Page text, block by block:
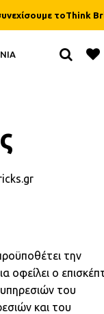
τοThink
την
οφείλει ο
του
και του